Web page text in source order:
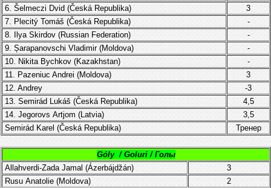
6. Šelmeczi Dvid (Česká Republika)
3
7. Plecitý Tomáš (Česká Republika)
-
8. Ilya Skirdov (Russian Federation)
-
9. Șarapanovschi Vladimir (Moldova)
-
10. Nikita Bychkov (Kazakhstan)
-
11. Pazeniuc Andrei (Moldova)
3
12. Andrey
-3
13. Semirád Lukáš (Česká Republika)
4,5
14. Jegorovs Artjom (Latvia)
3,5
Semirád Karel (Česká Republika) Тренер
Góly / Goluri / Голы
Allahverdi-Zada Jamal (Ázerbájdžán)
3
Rusu Anatolie (Moldova)
2